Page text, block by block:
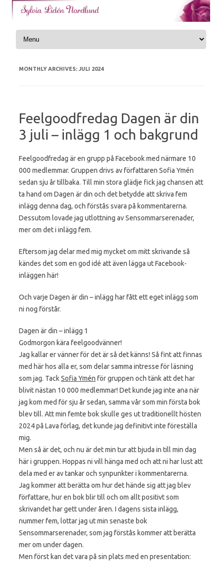
Skip to content
MONTHLY ARCHIVES: JULI 2024
Feelgoodfredag Dagen är din
3 juli – inlägg 1 och bakgrund
Feelgoodfredag är en grupp på Facebook med närmare 10
000 medlemmar. Gruppen drivs av författaren Sofia Ymén
sedan sju år tillbaka. Till min stora glädje fick jag chansen att
ta hand om Dagen är din och det betydde att skriva fem
inlägg denna dag, och förstås svara på kommentarerna.
Dessutom lovade jag utlottning av Sensommarserenader,
mer om det i inlägg fem.
Eftersom jag delar med mig mycket om mitt skrivande så
kändes det som en god idé att även lägga ut Facebook-
inläggen här!
Och varje Dagen är din – inlägg har fått ett eget inlägg som
ni nog förstår.
Dagen är din – inlägg 1
Godmorgon kära feelgoodvänner!
Jag kallar er vänner för det är så det känns! Så fint att finnas
med här hos alla er, som delar samma intresse för läsning
som jag. TackSofia Ymén för gruppen och tänk att det har
blivit nästan 10 000 medlemmar! Det kunde jag inte ana när
jag kom med för sju år sedan, samma vår som min första bok
blev till. Att min femte bok skulle ges ut traditionellt hösten
2024 på Lava förlag, det kunde jag definitivt inte föreställa
mig.
Men så är det, och nu är det min tur att bjuda in till min dag
här i gruppen. Hoppas ni vill hänga med och att ni har lust att
dela med er av tankar och synpunkter i kommentarerna.
Jag kommer att berätta om hur det hände sig att jag blev
författare, hur en bok blir till och om allt positivt som
skrivandet har gett under åren. I dagens sista inlägg,
nummer fem, lottar jag ut min senaste bok
Sensommarserenader, som jag förstås kommer att berätta
mer om under dagen.
Men först kan det vara på sin plats med en presentation: